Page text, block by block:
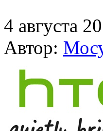
4 августа
Автор: